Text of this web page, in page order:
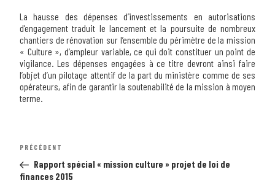
La hausse des dépenses d’investissements en autorisations
d’engagement traduit le lancement et la poursuite de nombreux
chantiers de rénovation sur l’ensemble du périmètre de la mission
« Culture », d’ampleur variable, ce qui doit constituer un point de
vigilance. Les dépenses engagées à ce titre devront ainsi faire
l’objet d’un pilotage attentif de la part du ministère comme de ses
opérateurs, afin de garantir la soutenabilité de la mission à moyen
terme.
de
l’article
Article
précédent
PRÉCÉDENT
Rapport spécial « mission culture » projet de loi de
finances 2015